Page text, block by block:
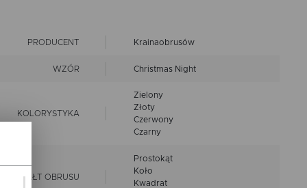
PRODUCENT Krainaobrusów
WZÓR Christmas Night
KOLORYSTYKA
Zielony
Złoty
Czerwony
Czarny
KSZTAŁT OBRUSU
Prostokąt
Koło
Kwadrat